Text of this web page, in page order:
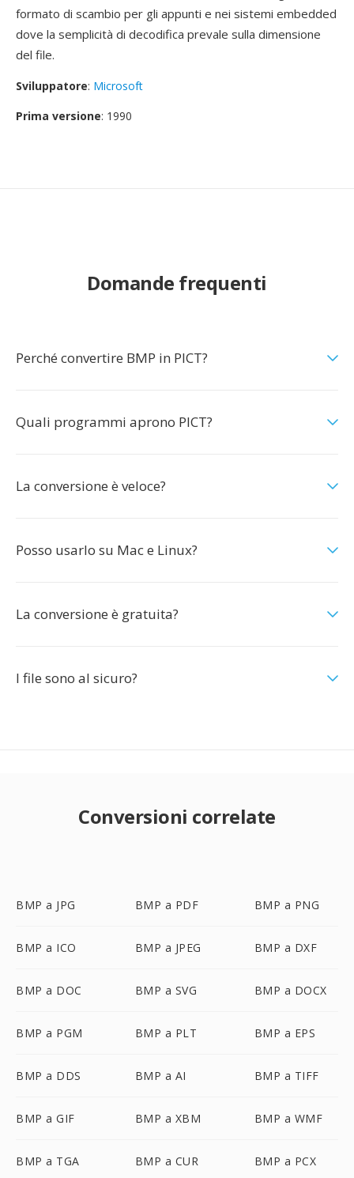
formato di scambio per gli appunti e nei sistemi embedded
dove la semplicità di decodifica prevale sulla dimensione
del file.
Sviluppatore: Microsoft
Prima versione: 1990
Domande frequenti
Perché convertire BMP in PICT?
Quali programmi aprono PICT?
La conversione è veloce?
Posso usarlo su Mac e Linux?
La conversione è gratuita?
I file sono al sicuro?
Conversioni correlate
BMP a JPG BMP a PDF BMP a PNG
BMP a ICO BMP a JPEG BMP a DXF
BMP a DOC BMP a SVG BMP a DOCX
BMP a PGM BMP a PLT BMP a EPS
BMP a DDS BMP a AI BMP a TIFF
BMP a GIF BMP a XBM BMP a WMF
BMP a TGA BMP a CUR BMP a PCX